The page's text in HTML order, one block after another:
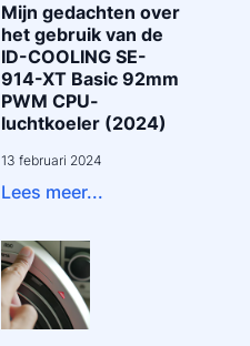
Mijn gedachten over
het gebruik van de
ID-COOLING SE-
914-XT Basic 92mm
PWM CPU-
luchtkoeler (2024)
13 februari 2024
Lees meer...